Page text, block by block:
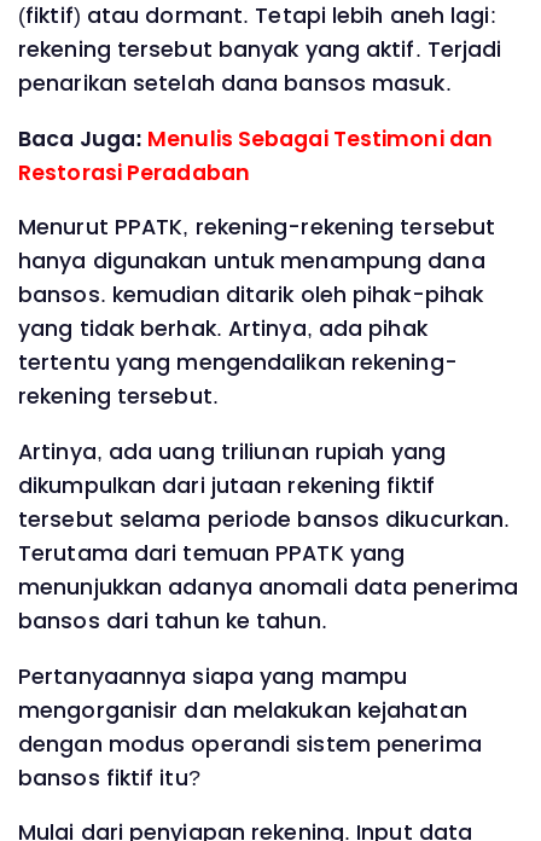
(fiktif) atau dormant. Tetapi lebih aneh lagi:
rekening tersebut banyak yang aktif. Terjadi
penarikan setelah dana bansos masuk.
Baca Juga: Menulis Sebagai Testimoni dan
Restorasi Peradaban
Menurut PPATK, rekening-rekening tersebut
hanya digunakan untuk menampung dana
bansos. kemudian ditarik oleh pihak-pihak
yang tidak berhak. Artinya, ada pihak
tertentu yang mengendalikan rekening-
rekening tersebut.
Artinya, ada uang triliunan rupiah yang
dikumpulkan dari jutaan rekening fiktif
tersebut selama periode bansos dikucurkan.
Terutama dari temuan PPATK yang
menunjukkan adanya anomali data penerima
bansos dari tahun ke tahun.
Pertanyaannya siapa yang mampu
mengorganisir dan melakukan kejahatan
dengan modus operandi sistem penerima
bansos fiktif itu?
Mulai dari penyiapan rekening. Input data